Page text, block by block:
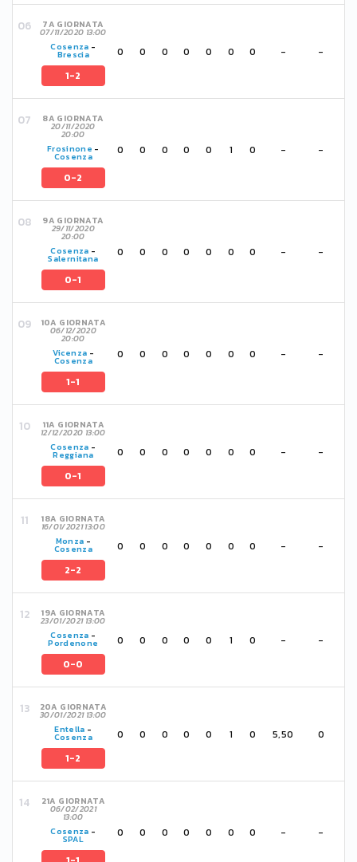
7A GIORNATA
07/11/2020 13:00
Cosenza -
Brescia
1-2
0 0 0 0 0 0 0 - -
8A GIORNATA
20/11/2020
20:00
Frosinone -
Cosenza
0-2
0 0 0 0 0 1 0 - -
9A GIORNATA
29/11/2020
20:00
Cosenza -
Salernitana
0-1
0 0 0 0 0 0 0 - -
10A GIORNATA
06/12/2020
20:00
Vicenza -
Cosenza
1-1
0 0 0 0 0 0 0 - -
11A GIORNATA
12/12/2020 13:00
Cosenza -
Reggiana
0-1
0 0 0 0 0 0 0 - -
18A GIORNATA
16/01/2021 13:00
Monza -
Cosenza
2-2
0 0 0 0 0 0 0 - -
19A GIORNATA
23/01/2021 13:00
Cosenza -
Pordenone
0-0
0 0 0 0 0 1 0 - -
20A GIORNATA
30/01/2021 13:00
Entella -
Cosenza
1-2
0 0 0 0 0 1 0 5,50 0
21A GIORNATA
06/02/2021
13:00
Cosenza -
SPAL 0 0 0 0 0 0 0 - -